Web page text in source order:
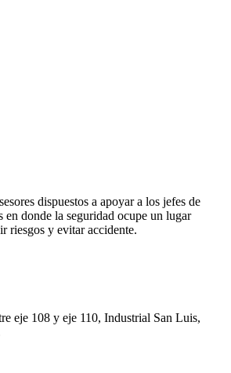
dispuestos a apoyar a los jefes de
en donde la seguridad ocupe un lugar
riesgos y evitar accidente.
eje 108 y eje 110, Industrial San Luis,